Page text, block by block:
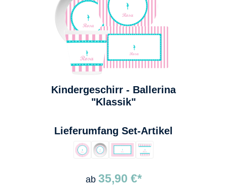
Kindergeschirr - Ballerina
"Klassik"
Lieferumfang Set-Artikel
ab 35,90 €*